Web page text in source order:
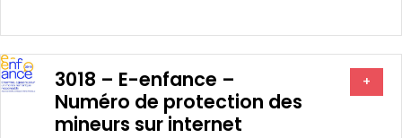
3018 – E-enfance –
Numéro de protection des
mineurs sur internet
+